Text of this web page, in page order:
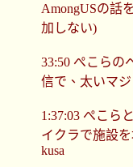
AmongUSの話
加しない)
33:50 ぺこらの
信で、太いマ
1:37:03 ぺこら
イクラで施設
kusa